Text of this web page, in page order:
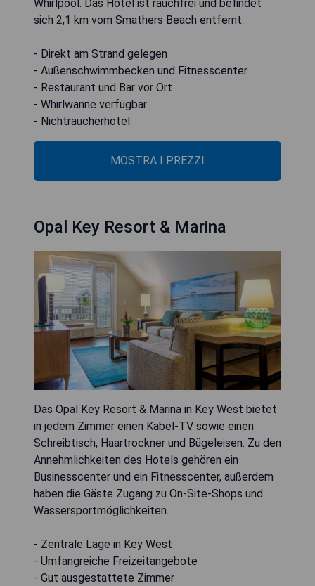
Whirlpool. Das Hotel ist rauchfrei und befindet
sich 2,1 km vom Smathers Beach entfernt.
- Direkt am Strand gelegen
- Außenschwimmbecken und Fitnesscenter
- Restaurant und Bar vor Ort
- Whirlwanne verfügbar
- Nichtraucherhotel
MOSTRA I PREZZI
Opal Key Resort & Marina
Das Opal Key Resort & Marina in Key West bietet
in jedem Zimmer einen Kabel-TV sowie einen
Schreibtisch, Haartrockner und Bügeleisen. Zu den
Annehmlichkeiten des Hotels gehören ein
Businesscenter und ein Fitnesscenter, außerdem
haben die Gäste Zugang zu On-Site-Shops und
Wassersportmöglichkeiten.
- Zentrale Lage in Key West
- Umfangreiche Freizeitangebote
- Gut ausgestattete Zimmer